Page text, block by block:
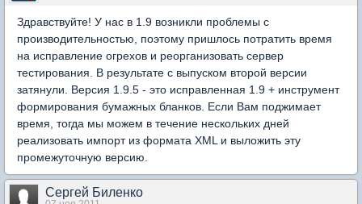
Здравствуйте! У нас в 1.9 возникли проблемы с
производительностью, поэтому пришлось потратить время
на исправление огрехов и реорганизовать сервер
тестирования. В результате с выпуском второй версии
затянули. Версия 1.9.5 - это исправленная 1.9 + инструмент
формирования бумажных бланков. Если Вам поджимает
время, тогда мы можем в течение нескольких дней
реализовать импорт из формата XML и выложить эту
промежуточную версию.
Сергей Биленко